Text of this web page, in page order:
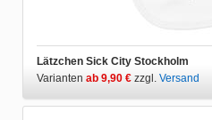
Lätzchen Sick City Stockholm
Varianten ab 9,90 € zzgl. Versand